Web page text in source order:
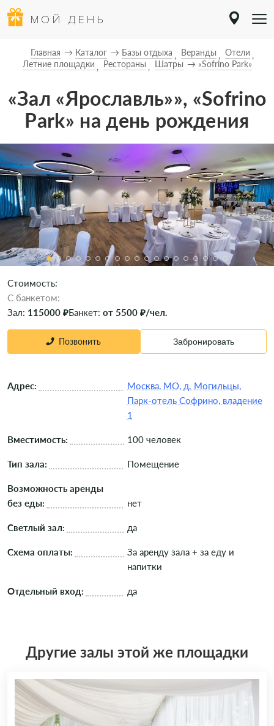
МОЙ ДЕНЬ
Главная Каталог Базы отдыха Веранды
Отели
Летние площадки
Рестораны Шатры «Sofrino Park»
«Зал «Ярославль»», «Sofrino
Park» на день рождения
Стоимость:
C банкетом:
Зал: 115000 ₽Банкет: от 5500 ₽/чел.
Позвонить Забронировать
Адрес:
Москва, МО, д. Могильцы,
Парк-отель Софрино, владение
1
Вместимость: 100 человек
Тип зала: Помещение
Возможность аренды
без еды:
нет
Светлый зал: да
Схема оплаты:
За аренду зала + за еду и
напитки
Отдельный вход: да
Другие залы этой же площадки